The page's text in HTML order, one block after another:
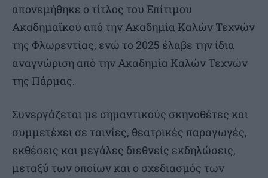
απονεμήθηκε ο τίτλος του Επίτιμου
Ακαδημαϊκού από την Ακαδημία Καλών Τεχνών
της Φλωρεντίας, ενώ το 2025 έλαβε την ίδια
αναγνώριση από την Ακαδημία Καλών Τεχνών
της Πάρμας.
Συνεργάζεται με σημαντικούς σκηνοθέτες και
συμμετέχει σε ταινίες, θεατρικές παραγωγές,
εκθέσεις και μεγάλες διεθνείς εκδηλώσεις,
μεταξύ των οποίων και ο σχεδιασμός των